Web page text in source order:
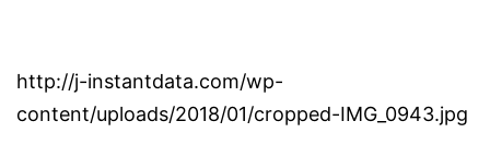
http://j-instantdata.com/wp-
content/uploads/2018/01/cropped-IMG_0943.jpg